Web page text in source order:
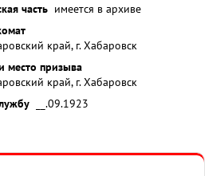
часть имеется в архиве
край, г. Хабаровск
место призыва
край, г. Хабаровск
__.09.1923